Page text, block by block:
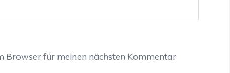
Browser für meinen nächsten Kommentar